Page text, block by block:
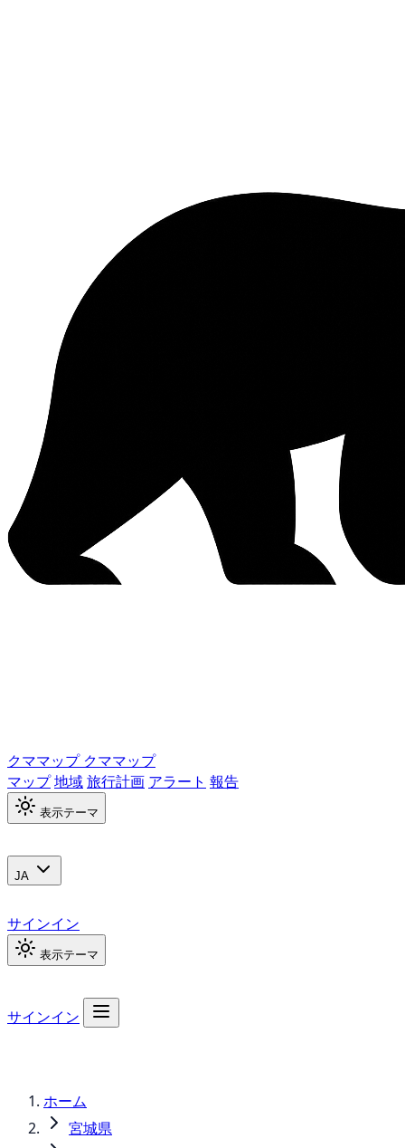
クママップ クママップ
マップ地域旅行計画 アラート 報告
表示テーマ
JA
サインイン
表示テーマ
サインイン
ホーム
宮城県